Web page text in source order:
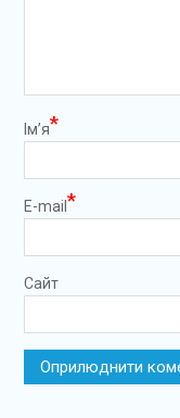
Ім’я*
E-mail*
Сайт